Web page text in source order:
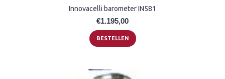
Innovacelli barometer IN581
€1.195,00
BESTELLEN